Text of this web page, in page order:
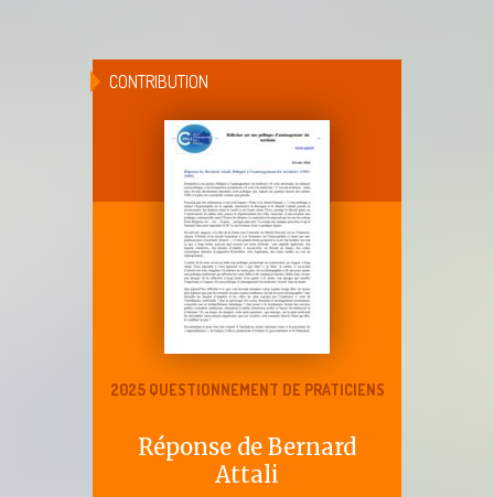
CONTRIBUTION
2025 QUESTIONNEMENT DE PRATICIENS
Réponse de Bernard
Attali